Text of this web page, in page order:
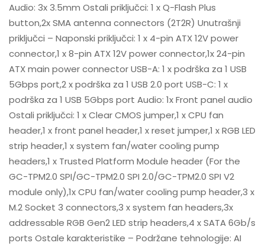
Audio: 3x 3.5mm Ostali priključci: 1 x Q-Flash Plus
button,2x SMA antenna connectors (2T2R) Unutrašnji
priključci – Naponski priključci: 1 x 4-pin ATX 12V power
connector,1 x 8-pin ATX 12V power connector,1x 24-pin
ATX main power connector USB-A: 1 x podrška za 1 USB
5Gbps port,2 x podrška za 1 USB 2.0 port USB-C: 1 x
podrška za 1 USB 5Gbps port Audio: 1x Front panel audio
Ostali priključci: 1 x Clear CMOS jumper,1 x CPU fan
header,1 x front panel header,1 x reset jumper,1 x RGB LED
strip header,1 x system fan/water cooling pump
headers,1 x Trusted Platform Module header (For the
GC-TPM2.0 SPI/GC-TPM2.0 SPI 2.0/GC-TPM2.0 SPI V2
module only),1x CPU fan/water cooling pump header,3 x
M.2 Socket 3 connectors,3 x system fan headers,3x
addressable RGB Gen2 LED strip headers,4 x SATA 6Gb/s
ports Ostale karakteristike – Podržane tehnologije: AI